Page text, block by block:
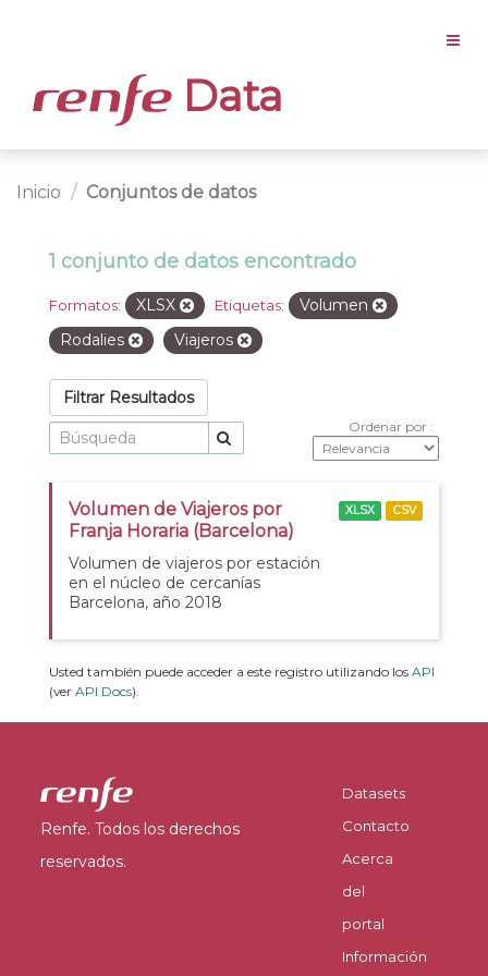
Data
Inicio Conjuntos de datos
1 conjunto de datos encontrado
Formatos: XLSX Etiquetas:
Volumen
Rodalies
Viajeros
Filtrar Resultados
Ordenar por
Volumen de Viajeros por
Franja Horaria (Barcelona)
Volumen de viajeros por estación
en el núcleo de cercanías
Barcelona, año 2018
XLSX CSV
Usted también puede acceder a este registro utilizando los API
(ver API Docs).
Renfe. Todos los derechos
reservados.
Datasets
Contacto
Acerca
del
portal
Información